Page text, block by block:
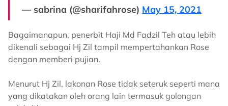
— sabrina (@sharifahrose) May 15, 2021
Bagaimanapun, penerbit Haji Md Fadzil Teh atau lebih
dikenali sebagai Hj Zil tampil mempertahankan Rose
dengan memberi pujian.
Menurut Hj Zil, lakonan Rose tidak seteruk seperti mana
yang dikatakan oleh orang lain termasuk golongan